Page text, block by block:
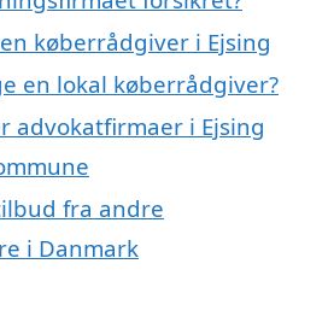
køberrådgiver i Ejsing
en lokal køberrådgiver?
advokatfirmaer i Ejsing
fra andre
i Danmark